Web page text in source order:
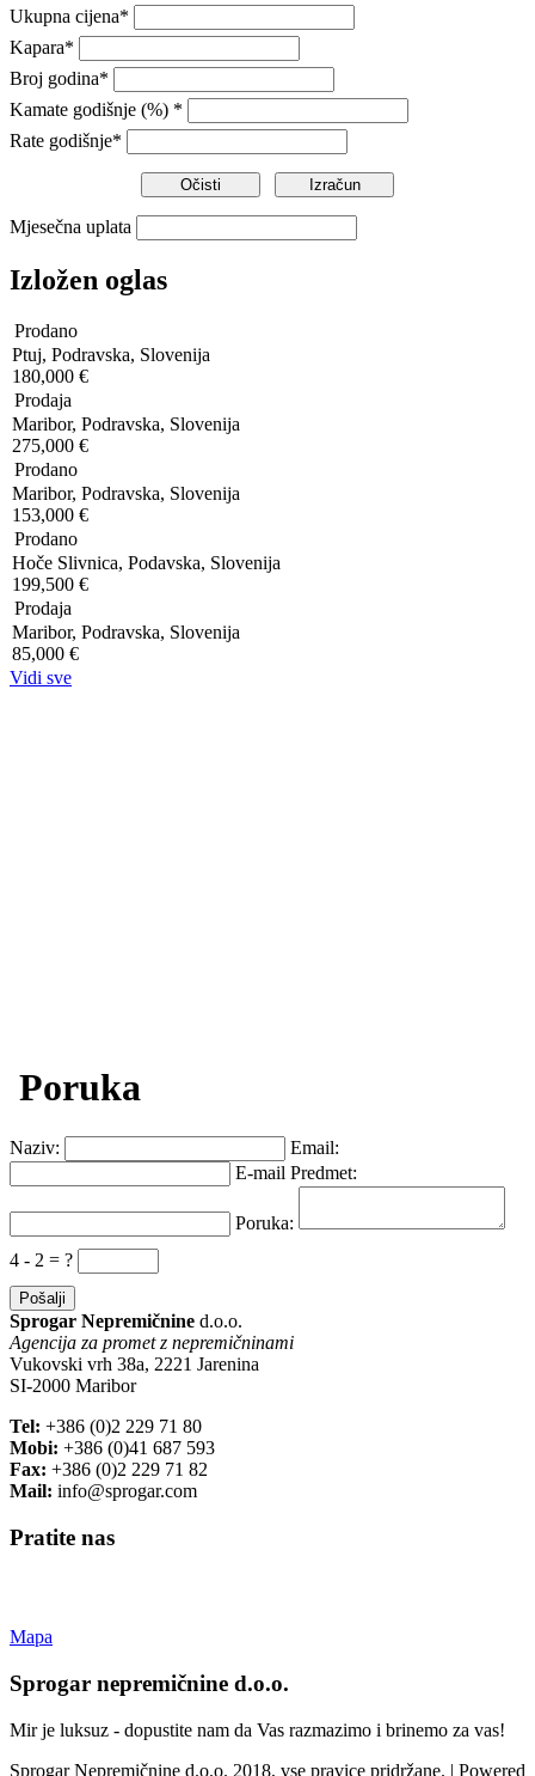
Ukupna cijena*
Kapara*
Broj godina*
Kamate godišnje (%) *
Rate godišnje*
Mjesečna uplata
Izložen oglas
Prodano
Ptuj, Podravska, Slovenija
180,000 €
Prodaja
Maribor, Podravska, Slovenija
275,000 €
Prodano
Maribor, Podravska, Slovenija
153,000 €
Prodano
Hoče Slivnica, Podavska, Slovenija
199,500 €
Prodaja
Maribor, Podravska, Slovenija
85,000 €
Vidi sve
Poruka
Naziv:
Email:
E-mail Predmet:
Poruka:
4 - 2 = ?
Sprogar Nepremičnine d.o.o.
Agencija za promet z nepremičninami
Vukovski vrh 38a, 2221 Jarenina
SI-2000 Maribor
Tel: +386 (0)2 229 71 80
Mobi: +386 (0)41 687 593
Fax: +386 (0)2 229 71 82
Mail: info@sprogar.com
Pratite nas
Mapa
Sprogar nepremičnine d.o.o.
Mir je luksuz - dopustite nam da Vas razmazimo i brinemo za vas!
Sprogar Nepremičnine d.o.o. 2018, vse pravice pridržane. | Powered